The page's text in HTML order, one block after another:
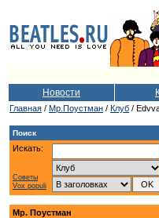
Новости
Главная / Мр.Поустман / Клуб /
Поиск
Искать:
Советы
Vox populi
Мр. Поустман